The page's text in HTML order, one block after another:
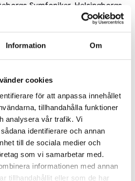
Information Om
cookies
för att anpassa innehållet
tillhandahålla funktioner
analysera vår trafik. Vi
identifierare och annan
till de sociala medier och
som vi samarbetar med.
informationen med annan
tillhandahållit eller som de har
Symfoniker, Helsingborgs
Opera.
och
innan hon fortsatte med
konsertmästare i Helsingborgs
sin debut på Malmö Opera,
utsålt hus för första gången
2022/23 var hon
konserthus.
i Linköpings
unga lovande dirigenter, och